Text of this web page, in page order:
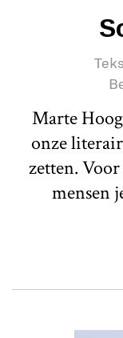
Marte
onze
zetten.
mensen